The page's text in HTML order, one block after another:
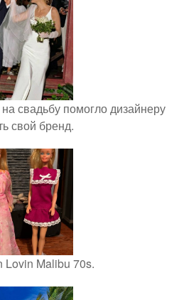
свадьбу помогло дизайнеру
свой бренд.
Lovin Malibu 70s.